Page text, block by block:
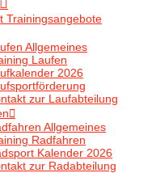
Trainingsangebote
Allgemeines
Laufen
2026
zur Laufabteilung
Allgemeines
Radfahren
Kalender 2026
zur Radabteilung